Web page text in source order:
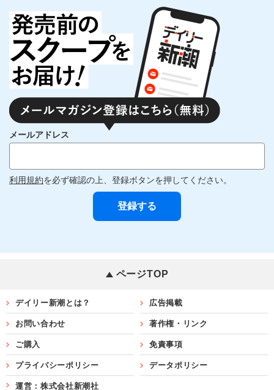
メールアドレス
利用規約を必ず確認の上、登録ボタンを押してください。
ページTOP
デイリー新潮とは？ 広告掲載
お問い合わせ 著作権・リンク
ご購入 免責事項
プライバシーポリシー データポリシー
運営：株式会社新潮社